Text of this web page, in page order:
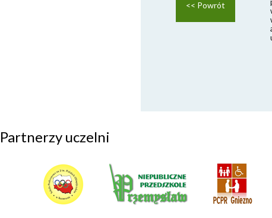
<< Powrót
Partnerzy uczelni